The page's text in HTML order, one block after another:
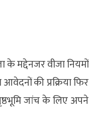
के मद्देनजर वीजा नियमों
की प्रक्रिया फिर
जांच के लिए अपने